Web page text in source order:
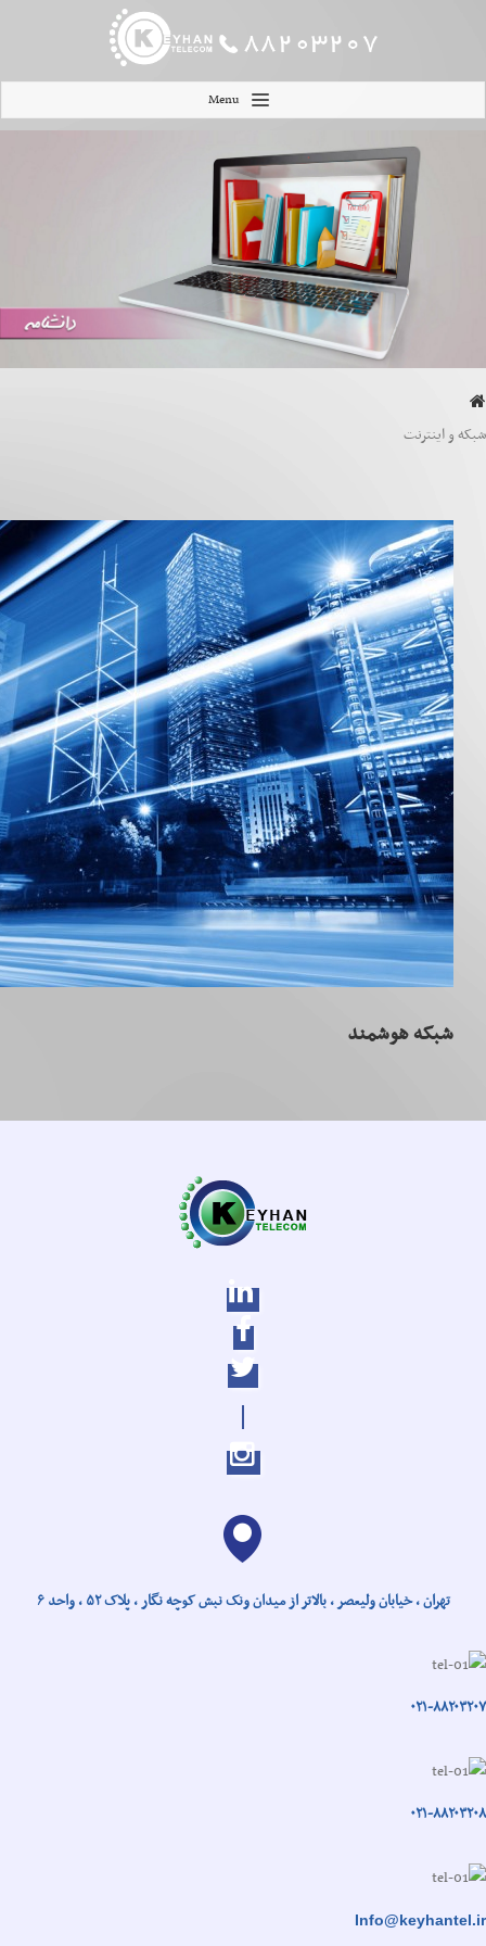
Menu
شبکه و اینترنت
شبکه هوشمند
تهران ، خیابان ولیعصر ، بالاتر از میدان ونک نبش کوچه نگار ، پلاک ۵۲ ، واحد ۶
۰۲۱-۸۸۲۰۳۲۰۷
۰۲۱-۸۸۲۰۳۲۰۸
Info@keyhantel.ir